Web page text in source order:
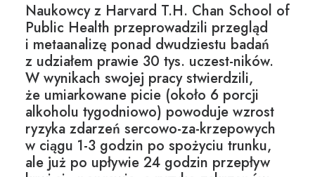
Naukowcy z Harvard T.H. Chan School of
Public Health przeprowadzili przegląd
i metaanalizę ponad dwudziestu badań
z udziałem prawie 30 tys. uczest-ników.
W wynikach swojej pracy stwierdzili,
że umiarkowane picie (około 6 porcji
alkoholu tygodniowo) powoduje wzrost
ryzyka zdarzeń sercowo-za-krzepowych
w ciągu 1-3 godzin po spożyciu trunku,
ale już po upływie 24 godzin przepływ